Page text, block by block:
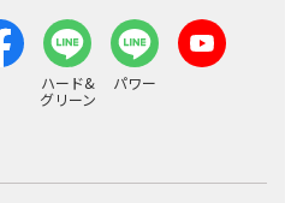
ハード&
グリーン
パワー